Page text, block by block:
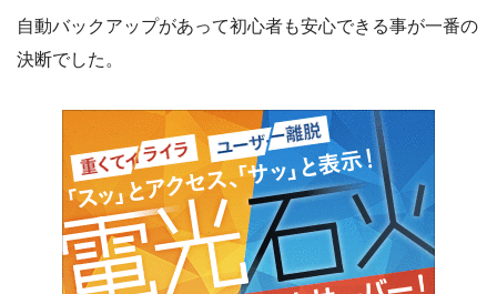
自動バックアップがあって初心者も安心できる事が一番の
決断でした。